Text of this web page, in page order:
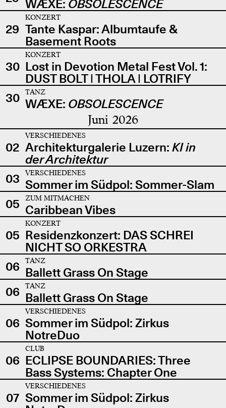
WÆXE: OBSOLESCENCE
29
KONZERT
Tante Kaspar: Albumtaufe &
Basement Roots
30
KONZERT
Lost in Devotion Metal Fest Vol. 1:
DUST BOLT | THOLA | LOTRIFY
30
TANZ
WÆXE: OBSOLESCENCE
Juni 2026
02
VERSCHIEDENES
Architekturgalerie Luzern: KI in
der Architektur
03
VERSCHIEDENES
Sommer im Südpol: Sommer-Slam
05
ZUM MITMACHEN
Caribbean Vibes
05
KONZERT
Residenzkonzert: DAS SCHREI
NICHT SO ORKESTRA
06
TANZ
Ballett Grass On Stage
06
TANZ
Ballett Grass On Stage
06
VERSCHIEDENES
Sommer im Südpol: Zirkus
NotreDuo
06
CLUB
ECLIPSE BOUNDARIES: Three
Bass Systems: Chapter One
07
VERSCHIEDENES
Sommer im Südpol: Zirkus